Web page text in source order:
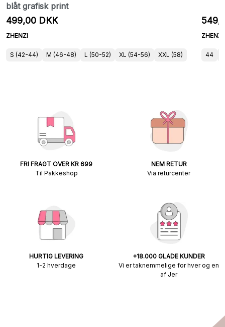
blåt grafisk print
499,00 DKK
ZHENZI
S (42-44) M (46-48) L (50-52) XL (54-56) XXL (58)
ZHENZI
44
FRI FRAGT OVER KR 699
Til Pakkeshop
NEM RETUR
Via returcenter
HURTIG LEVERING
1-2 hverdage
+18.000 GLADE KUNDER
Vi er taknemmelige for hver og en
af Jer